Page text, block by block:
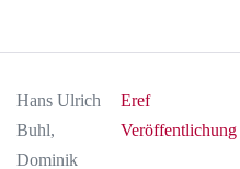
Hans Ulrich
Buhl,
Dominik
Eref
Veröffentlichung